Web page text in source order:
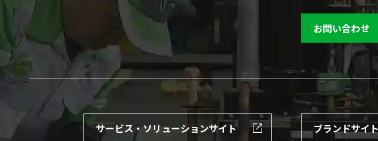
お問い合わせ
サービス・ソリューションサイト ブランドサイト